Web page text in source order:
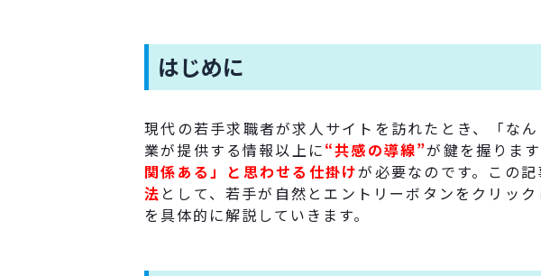
はじめに
現代の若手求職者が求人サイトを訪れたとき、「な
業が提供する情報以上に“共感の導線”が鍵を握りま
関係ある」と思わせる仕掛けが必要なのです。この
法 として、若手が自然とエントリーボタンをクリッ
を具体的に解説していきます。